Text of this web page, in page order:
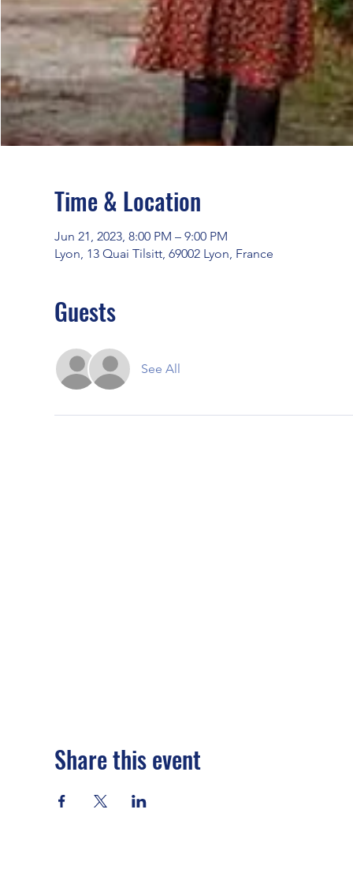
Time & Location
Jun 21, 2023, 8:00 PM – 9:00 PM
Lyon, 13 Quai Tilsitt, 69002 Lyon, France
Guests
See All
Share this event